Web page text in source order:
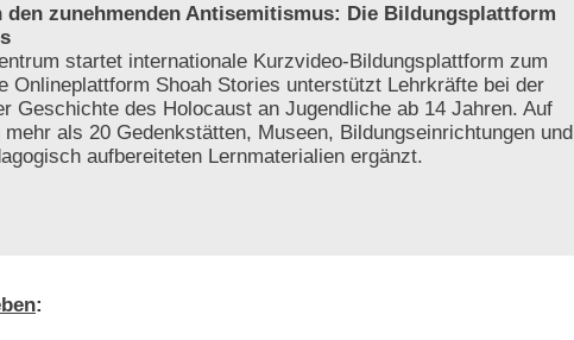
den zunehmenden Antisemitismus: Die Bildungsplattform
startet internationale Kurzvideo-Bildungsplattform zum
Onlineplattform Shoah Stories unterstützt Lehrkräfte bei der
Geschichte des Holocaust an Jugendliche ab 14 Jahren. Auf
als 20 Gedenkstätten, Museen, Bildungseinrichtungen und
aufbereiteten Lernmaterialien ergänzt.
: